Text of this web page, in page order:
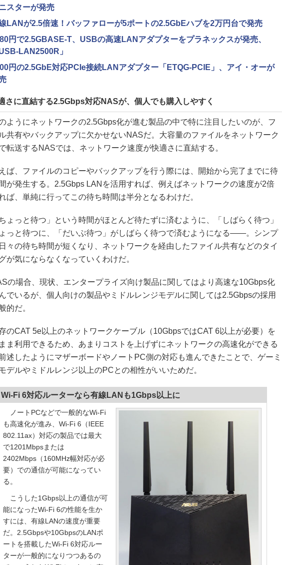
スターが発売
LANが2.5倍速！バッファローが5ポートの2.5GbEハブを2万円台で発売
円で2.5GBASE-T、USBの高速LANアダプターをプラネックスが発売、
USB-LAN2500R」
円の2.5GbE対応PCIe接続LANアダプター「ETQG-PCIE」、アイ・オーが
さに直結する2.5Gbps対応NASが、個人でも購入しやすく
ようにネットワークの2.5Gbps化が進む製品の中で特に注目したいのが、フ
共有やバックアップに欠かせないNASだ。大容量のファイルをネットワーク
転送するNASでは、ネットワーク速度が快適さに直結する。
ば、ファイルのコピーやバックアップを行う際には、開始から完了までに待
が発生する。2.5Gbps LANを活用すれば、例えばネットワークの速度が2倍
ば、単純に行ってこの待ち時間は半分となるわけだ。
ょっと待つ」という時間がほとんど待たずに済むように、「しばらく待つ」
っと待つに、「だいぶ待つ」がしばらく待つで済むようになる――。シンプ
々の待ち時間が短くなり、ネットワークを経由したファイル共有などのタイ
が気にならなくなっていくわけだ。
の場合、現状、エンタープライズ向け製品に関してはより高速な10Gbps化
でいるが、個人向けの製品やミドルレンジモデルに関しては2.5Gbpsの採用
的だ。
のCAT 5e以上のネットワークケーブル（10GbpsではCAT 6以上が必要）を
ま利用できるため、あまりコストを上げずにネットワークの高速化ができる
前述したようにマザーボードやノートPC側の対応も進んできたことで、ゲーミ
デルやミドルレンジ以上のPCとの相性がいいためだ。
Wi-Fi 6対応ルーターなら有線LANも1Gbps以上に
ノートPCなどで一般的なWi-Fi
も高速化が進み、Wi-Fi 6（IEEE
802.11ax）対応の製品では最大
で1201Mbpsまたは
2402Mbps（160MHz幅対応が必
要）での通信が可能になってい
る。
こうした1Gbps以上の通信が可
能になったWi-Fi 6の性能を生か
すには、有線LANの速度が重要
だ。2.5Gbpsや10GbpsのLANポ
ートを搭載したWi-Fi 6対応ルー
ターが一般的になりつつあるの